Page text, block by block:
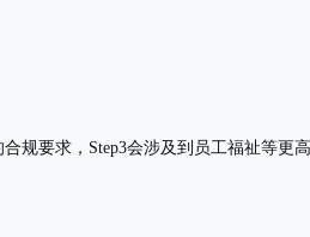
规要求，Step3会涉及到员工福祉等更高